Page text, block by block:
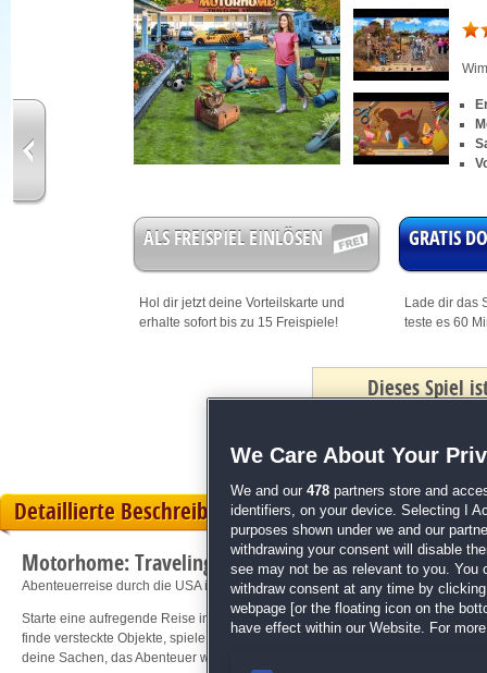
ALS FREISPIEL EINLÖSEN
Hol dir jetzt deine Vorteilskarte und
erhalte sofort bis zu 15 Freispiele!
GRATIS
Lade dir das
teste es 60
Dieses Spiel
Detaillierte Beschreibung
Motorhome: Traveling America
Abenteuerreise durch die USA im Wohnmobil beginnt jetzt!
Starte eine aufregende Reise im Wohnmobil quer durch die USA! Entdecke
finde versteckte Objekte, spiele abwechslungsreiche Mini-Games und
deine Sachen, das Abenteuer wartet auf dich!
We Care About Your
We and our 478 partners store and
identifiers, on your device. Selecting I
purposes shown under we and our
withdrawing your consent will disable
see may not be as relevant to you. You
withdraw consent at any time by
webpage [or the floating icon on the
have effect within our Website. For